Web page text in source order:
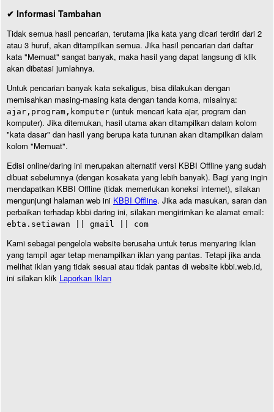
✔ Informasi Tambahan
Tidak semua hasil pencarian, terutama jika kata yang dicari terdiri dari 2
atau 3 huruf, akan ditampilkan semua. Jika hasil pencarian dari daftar
kata "Memuat" sangat banyak, maka hasil yang dapat langsung di klik
akan dibatasi jumlahnya.
Untuk pencarian banyak kata sekaligus, bisa dilakukan dengan
memisahkan masing-masing kata dengan tanda koma, misalnya:
ajar,program,komputer (untuk mencari kata ajar, program dan
komputer). Jika ditemukan, hasil utama akan ditampilkan dalam kolom
"kata dasar" dan hasil yang berupa kata turunan akan ditampilkan dalam
kolom "Memuat".
Edisi online/daring ini merupakan alternatif versi KBBI Offline yang sudah
dibuat sebelumnya (dengan kosakata yang lebih banyak). Bagi yang ingin
mendapatkan KBBI Offline (tidak memerlukan koneksi internet), silakan
mengunjungi halaman web ini KBBI Offline. Jika ada masukan, saran dan
perbaikan terhadap kbbi daring ini, silakan mengirimkan ke alamat email:
ebta.setiawan || gmail || com
Kami sebagai pengelola website berusaha untuk terus menyaring iklan
yang tampil agar tetap menampilkan iklan yang pantas. Tetapi jika anda
melihat iklan yang tidak sesuai atau tidak pantas di website kbbi.web.id,
ini silakan klik Laporkan Iklan